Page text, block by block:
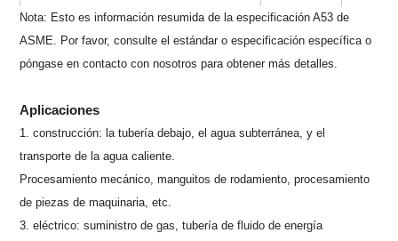
Nota: Esto es información resumida de la especificación A53 de
ASME. Por favor, consulte el estándar o especificación específica o
póngase en contacto con nosotros para obtener más detalles.
Aplicaciones
1. construcción: la tubería debajo, el agua subterránea, y el
transporte de la agua caliente.
Procesamiento mecánico, manguitos de rodamiento, procesamiento
de piezas de maquinaria, etc.
3. eléctrico: suministro de gas, tubería de fluido de energía